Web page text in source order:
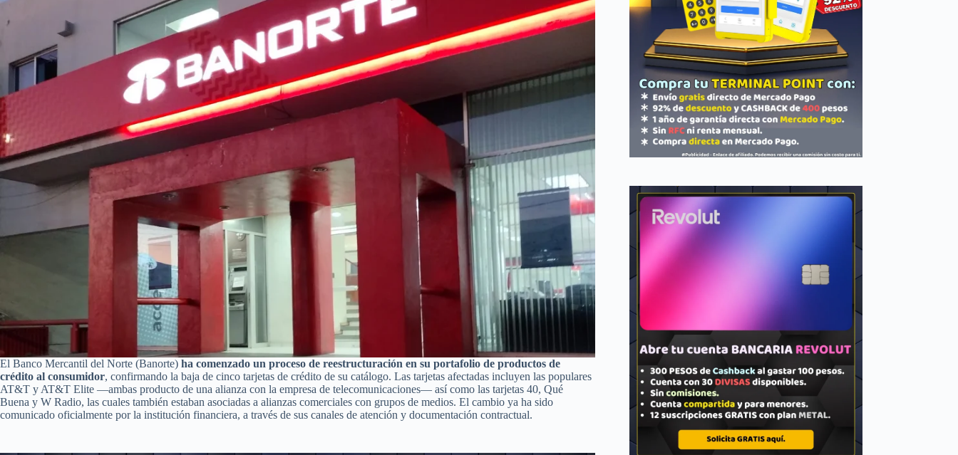
El Banco Mercantil del Norte (Banorte) ha comenzado un proceso de reestructuración en su portafolio de productos de
crédito al consumidor, confirmando la baja de cinco tarjetas de crédito de su catálogo. Las tarjetas afectadas incluyen las populares
AT&T y AT&T Elite —ambas producto de una alianza con la empresa de telecomunicaciones— así como las tarjetas 40, Qué
Buena y W Radio, las cuales también estaban asociadas a alianzas comerciales con grupos de medios. El cambio ya ha sido
comunicado oficialmente por la institución financiera, a través de sus canales de atención y documentación contractual.